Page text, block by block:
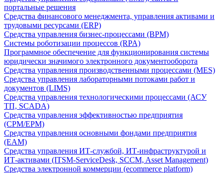
портальные решения
Средства финансового менеджмента, управления активами и
трудовыми ресурсами (ERP)
Средства управления бизнес-процессами (BPM)
Системы роботизации процессов (RPA)
Программное обеспечение для функционирования системы
юридически значимого электронного документооборота
Средства управления производственными процессами (MES)
Средства управления лабораторными потоками работ и
документов (LIMS)
Средства управления технологическими процессами (АСУ
ТП, SCADA)
Средства управления эффективностью предприятия
(CPM/EPM)
Средства управления основными фондами предприятия
(EAM)
Средства управления ИТ-службой, ИТ-инфраструктурой и
ИТ-активами (ITSM-ServiceDesk, SCCM, Asset Management)
Средства электронной коммерции (ecommerce platform)